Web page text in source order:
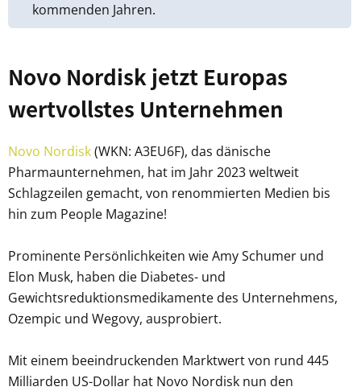
kommenden Jahren.
Novo Nordisk jetzt Europas
wertvollstes Unternehmen
Novo Nordisk(WKN: A3EU6F), das dänische
Pharmaunternehmen, hat im Jahr 2023 weltweit
Schlagzeilen gemacht, von renommierten Medien bis
hin zum People Magazine!
Prominente Persönlichkeiten wie Amy Schumer und
Elon Musk, haben die Diabetes- und
Gewichtsreduktionsmedikamente des Unternehmens,
Ozempic und Wegovy, ausprobiert.
Mit einem beeindruckenden Marktwert von rund 445
Milliarden US-Dollar hat Novo Nordisk nun den